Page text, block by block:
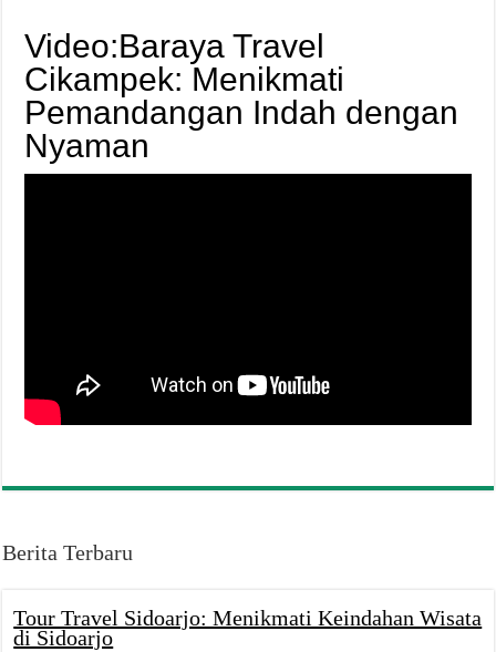
Video:Baraya Travel
Cikampek: Menikmati
Pemandangan Indah dengan
Nyaman
Berita Terbaru
Tour Travel Sidoarjo: Menikmati Keindahan Wisata
di Sidoarjo